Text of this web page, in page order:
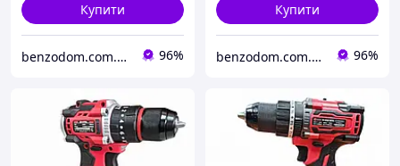
Купити
benzodom.com.ua 96%
Купити
benzodom.com.ua 96%